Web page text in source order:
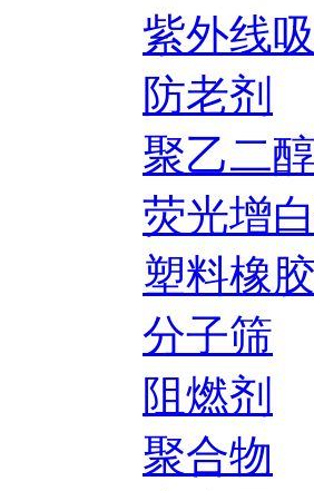
紫外线
防老剂
聚乙二
荧光增
塑料橡
分子筛
阻燃剂
聚合物